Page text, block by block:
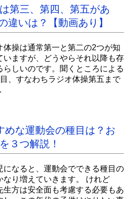
第三、第四、第五があ
違いは？【動画あり】
体操は通常第一と第二の2つが知
いますが、どうやらそれ以降も存
らしいのです。聞くところによる
、すなわちラジオ体操第五まで
めな運動会の種目は？お
３つ解説！
になると、運動会でできる種目の
なり増えていきます。 けれど
生方は安全面も考慮する必要もあ